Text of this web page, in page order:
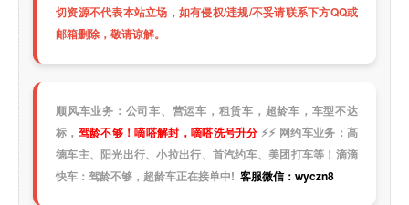
切资源不代表本站立场，如有侵权/违规/不妥请联系下方QQ或
邮箱删除，敬请谅解。
顺风车业务：公司车、营运车，租赁车，超龄车，车型不达
标， 驾龄不够！嘀嗒解封，嘀嗒洗号升分 ⚡⚡ 网约车业务：高
德车主、阳光出行、小拉出行、首汽约车、美团打车等！滴滴
快车：驾龄不够，超龄车正在接单中! 客服微信：wyczn8